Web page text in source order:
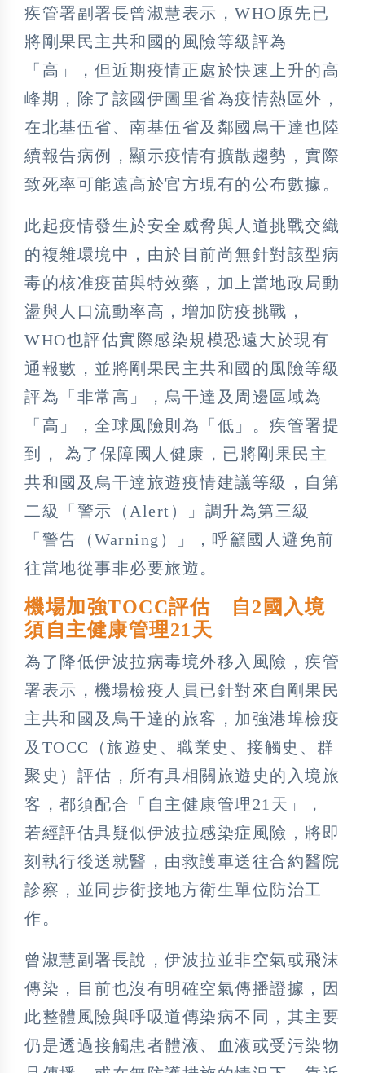
疾管署副署長曾淑慧表示，WHO原先已
將剛果民主共和國的風險等級評為
「高」，但近期疫情正處於快速上升的高
峰期，除了該國伊圖里省為疫情熱區外，
在北基伍省、南基伍省及鄰國烏干達也陸
續報告病例，顯示疫情有擴散趨勢，實際
致死率可能遠高於官方現有的公布數據。
此起疫情發生於安全威脅與人道挑戰交織
的複雜環境中，由於目前尚無針對該型病
毒的核准疫苗與特效藥，加上當地政局動
盪與人口流動率高，增加防疫挑戰，
WHO也評估實際感染規模恐遠大於現有
通報數，並將剛果民主共和國的風險等級
評為「非常高」，烏干達及周邊區域為
「高」，全球風險則為「低」。疾管署提
到， 為了保障國人健康，已將剛果民主
共和國及烏干達旅遊疫情建議等級，自第
二級「警示（Alert）」調升為第三級
「警告（Warning）」，呼籲國人避免前
往當地從事非必要旅遊。
機場加強TOCC評估 自2國入境
須自主健康管理21天
為了降低伊波拉病毒境外移入風險，疾管
署表示，機場檢疫人員已針對來自剛果民
主共和國及烏干達的旅客，加強港埠檢疫
及TOCC（旅遊史、職業史、接觸史、群
聚史）評估，所有具相關旅遊史的入境旅
客，都須配合「自主健康管理21天」，
若經評估具疑似伊波拉感染症風險，將即
刻執行後送就醫，由救護車送往合約醫院
診察，並同步銜接地方衛生單位防治工
作。
曾淑慧副署長說，伊波拉並非空氣或飛沫
傳染，目前也沒有明確空氣傳播證據，因
此整體風險與呼吸道傳染病不同，其主要
仍是透過接觸患者體液、血液或受污染物